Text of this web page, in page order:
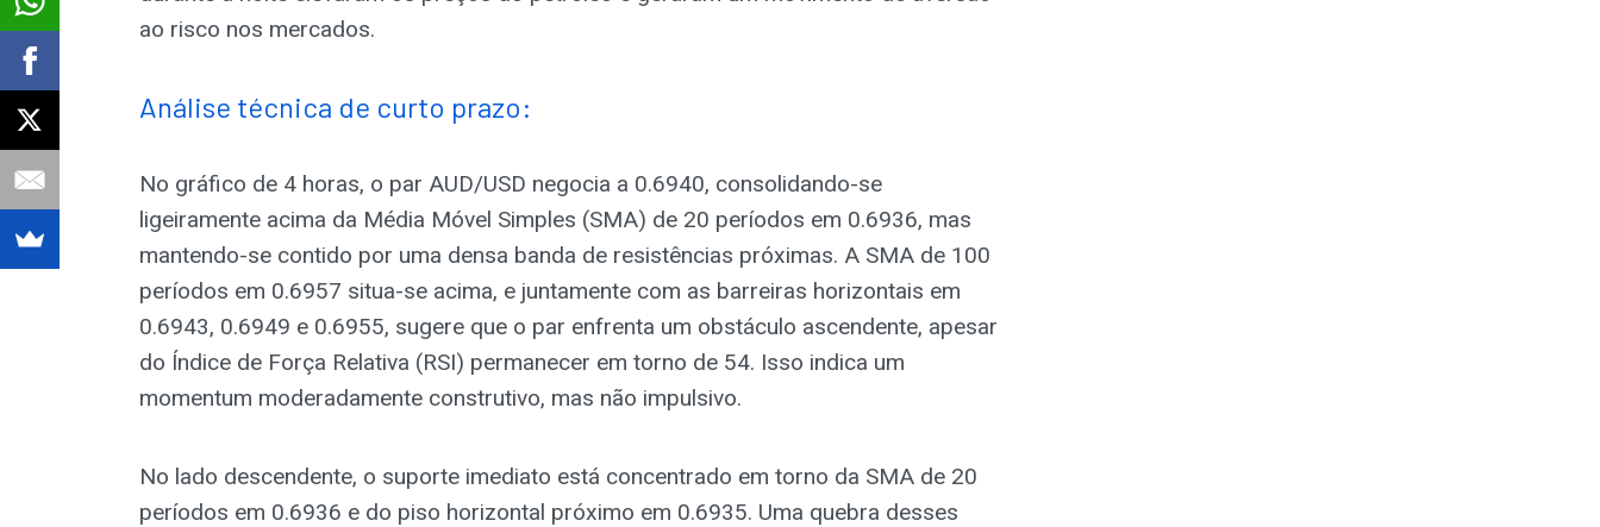
ao risco nos mercados.
Análise técnica de curto prazo:
No gráfico de 4 horas, o par AUD/USD negocia a 0.6940, consolidando-se
ligeiramente acima da Média Móvel Simples (SMA) de 20 períodos em 0.6936, mas
mantendo-se contido por uma densa banda de resistências próximas. A SMA de 100
períodos em 0.6957 situa-se acima, e juntamente com as barreiras horizontais em
0.6943, 0.6949 e 0.6955, sugere que o par enfrenta um obstáculo ascendente, apesar
do Índice de Força Relativa (RSI) permanecer em torno de 54. Isso indica um
momentum moderadamente construtivo, mas não impulsivo.
No lado descendente, o suporte imediato está concentrado em torno da SMA de 20
períodos em 0.6936 e do piso horizontal próximo em 0.6935. Uma quebra desses